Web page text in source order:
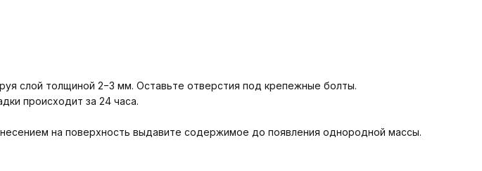
слой толщиной 2−3 мм. Оставьте отверстия под крепежные болты.
происходит за 24 часа.
на поверхность выдавите содержимое до появления однородной массы.